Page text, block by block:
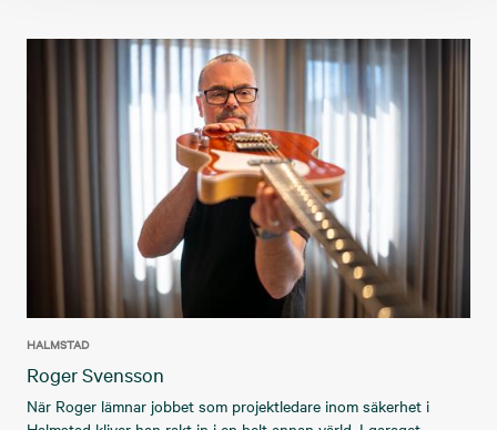
HALMSTAD
Roger Svensson
När Roger lämnar jobbet som projektledare inom säkerhet i